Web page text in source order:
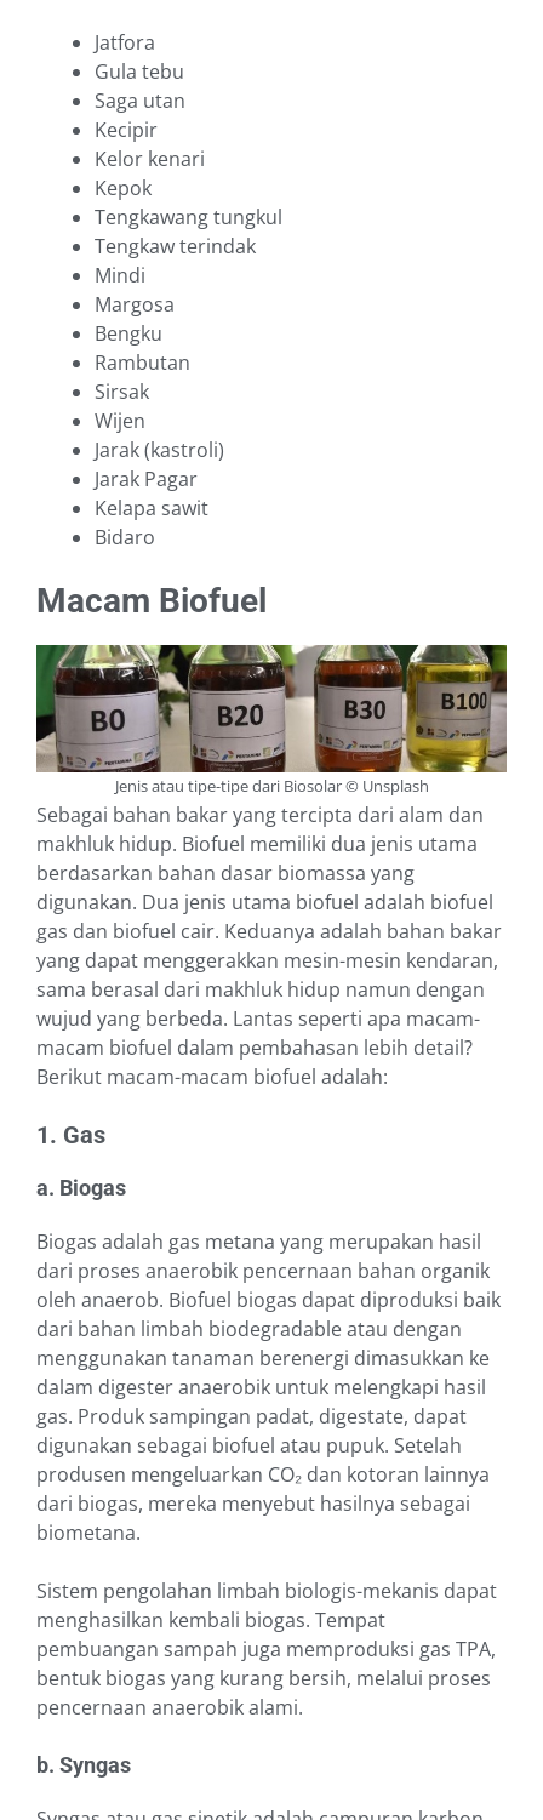
Jatfora
Gula tebu
Saga utan
Kecipir
Kelor kenari
Kepok
Tengkawang tungkul
Tengkaw terindak
Mindi
Margosa
Bengku
Rambutan
Sirsak
Wijen
Jarak (kastroli)
Jarak Pagar
Kelapa sawit
Bidaro
Macam Biofuel
Jenis atau tipe-tipe dari Biosolar © Unsplash
Sebagai bahan bakar yang tercipta dari alam dan
makhluk hidup. Biofuel memiliki dua jenis utama
berdasarkan bahan dasar biomassa yang
digunakan. Dua jenis utama biofuel adalah biofuel
gas dan biofuel cair. Keduanya adalah bahan bakar
yang dapat menggerakkan mesin-mesin kendaran,
sama berasal dari makhluk hidup namun dengan
wujud yang berbeda. Lantas seperti apa macam-
macam biofuel dalam pembahasan lebih detail?
Berikut macam-macam biofuel adalah:
1. Gas
a. Biogas
Biogas adalah gas metana yang merupakan hasil
dari proses anaerobik pencernaan bahan organik
oleh anaerob. Biofuel biogas dapat diproduksi baik
dari bahan limbah biodegradable atau dengan
menggunakan tanaman berenergi dimasukkan ke
dalam digester anaerobik untuk melengkapi hasil
gas. Produk sampingan padat, digestate, dapat
digunakan sebagai biofuel atau pupuk. Setelah
produsen mengeluarkan CO₂ dan kotoran lainnya
dari biogas, mereka menyebut hasilnya sebagai
biometana.
Sistem pengolahan limbah biologis-mekanis dapat
menghasilkan kembali biogas. Tempat
pembuangan sampah juga memproduksi gas TPA,
bentuk biogas yang kurang bersih, melalui proses
pencernaan anaerobik alami.
b. Syngas